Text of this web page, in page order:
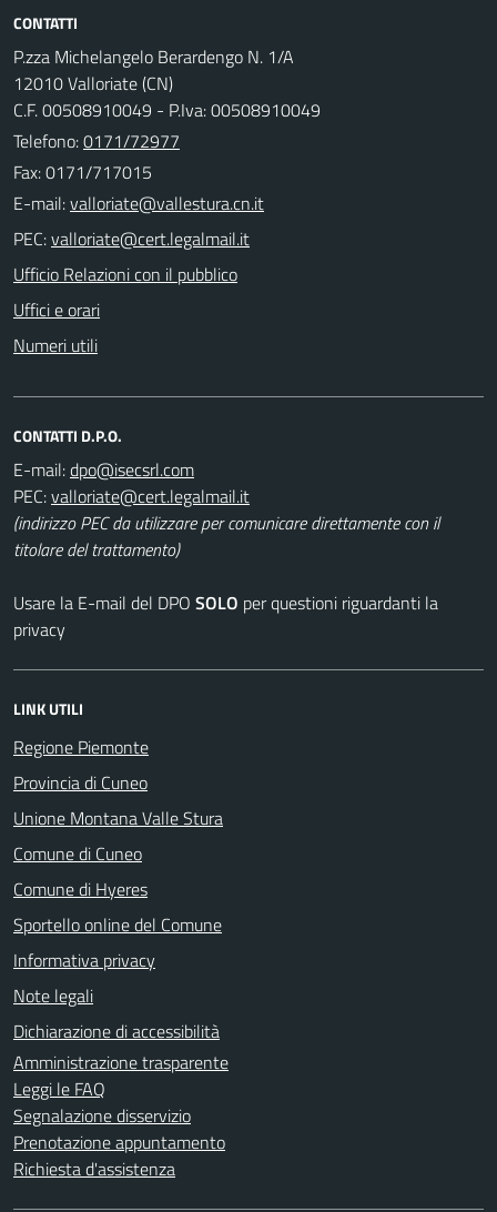
CONTATTI
P.zza Michelangelo Berardengo N. 1/A
12010 Valloriate (CN)
C.F. 00508910049 - P.Iva: 00508910049
Telefono:0171/72977
Fax: 0171/717015
E-mail:
PEC:
Ufficio Relazioni con il pubblico
Uffici e orari
Numeri utili
CONTATTI D.P.O.
E-mail:
PEC:
(indirizzo PEC da utilizzare per comunicare direttamente con il
titolare del trattamento)
Usare la E-mail del DPO SOLO per questioni riguardanti la
privacy
LINK UTILI
Regione Piemonte
Provincia di Cuneo
Unione Montana Valle Stura
Comune di Cuneo
Comune di Hyeres
Sportello online del Comune
Informativa privacy
Note legali
Dichiarazione di accessibilità
Amministrazione trasparente
Leggi le FAQ
Segnalazione disservizio
Prenotazione appuntamento
Richiesta d'assistenza